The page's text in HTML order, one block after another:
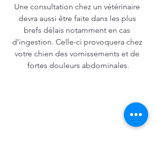
Une consultation chez un vétérinaire
devra aussi être faite dans les plus
brefs délais notamment en cas
d’ingestion. Celle-ci provoquera chez
votre chien des vomissements et de
fortes douleurs abdominales.